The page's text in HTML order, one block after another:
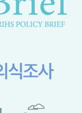
定 ⇒ 総額3兆7,000億
6カ月で対前年同期比
極右勢力」のプラカー